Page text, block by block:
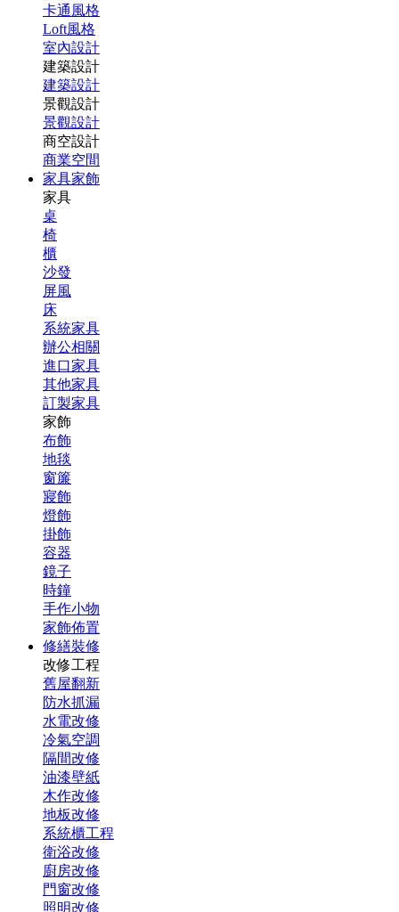
卡通風格
Loft風格
室內設計
建築設計
建築設計
景觀設計
景觀設計
商空設計
商業空間
家具家飾
家具
桌
椅
櫃
沙發
屏風
床
系統家具
辦公相關
進口家具
其他家具
訂製家具
家飾
布飾
地毯
窗簾
寢飾
燈飾
掛飾
容器
鏡子
時鐘
手作小物
家飾佈置
修繕裝修
改修工程
舊屋翻新
防水抓漏
水電改修
冷氣空調
隔間改修
油漆壁紙
木作改修
地板改修
系統櫃工程
衛浴改修
廚房改修
門窗改修
照明改修